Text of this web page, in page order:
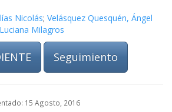
Nicolás; Velásquez Quesquén, Ángel
Milagros
Seguimiento
15 Agosto, 2016